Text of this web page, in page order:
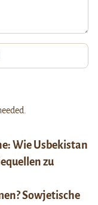
Wie Usbekistan
zu
Sowjetische